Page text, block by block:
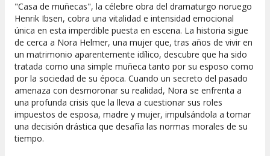
"Casa de muñecas", la célebre obra del dramaturgo noruego
Henrik Ibsen, cobra una vitalidad e intensidad emocional
única en esta imperdible puesta en escena. La historia sigue
de cerca a Nora Helmer, una mujer que, tras años de vivir en
un matrimonio aparentemente idílico, descubre que ha sido
tratada como una simple muñeca tanto por su esposo como
por la sociedad de su época. Cuando un secreto del pasado
amenaza con desmoronar su realidad, Nora se enfrenta a
una profunda crisis que la lleva a cuestionar sus roles
impuestos de esposa, madre y mujer, impulsándola a tomar
una decisión drástica que desafía las normas morales de su
tiempo.